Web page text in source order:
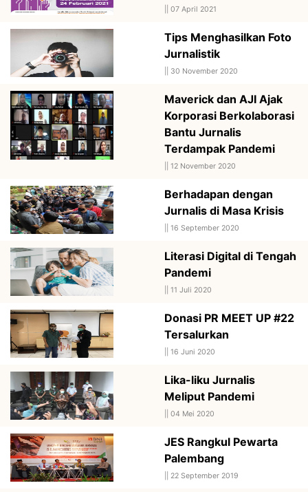
07 April 2021
Tips Menghasilkan Foto
Jurnalistik
30 November 2020
Maverick dan AJI Ajak
Korporasi Berkolaborasi
Bantu Jurnalis
Terdampak Pandemi
12 November 2020
Berhadapan dengan
Jurnalis di Masa Krisis
16 September 2020
Literasi Digital di Tengah
Pandemi
11 Juli 2020
Donasi PR MEET UP #22
Tersalurkan
16 Juni 2020
Lika-liku Jurnalis
Meliput Pandemi
04 Mei 2020
JES Rangkul Pewarta
Palembang
22 September 2019